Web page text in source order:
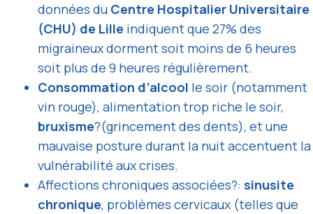
données du Centre Hospitalier Universitaire
(CHU) de Lille indiquent que 27% des
migraineux dorment soit moins de 6 heures
soit plus de 9 heures régulièrement.
Consommation d’alcool le soir (notamment
vin rouge), alimentation trop riche le soir,
bruxisme?(grincement des dents), et une
mauvaise posture durant la nuit accentuent la
vulnérabilité aux crises.
Affections chroniques associées?: sinusite
chronique, problèmes cervicaux (telles que